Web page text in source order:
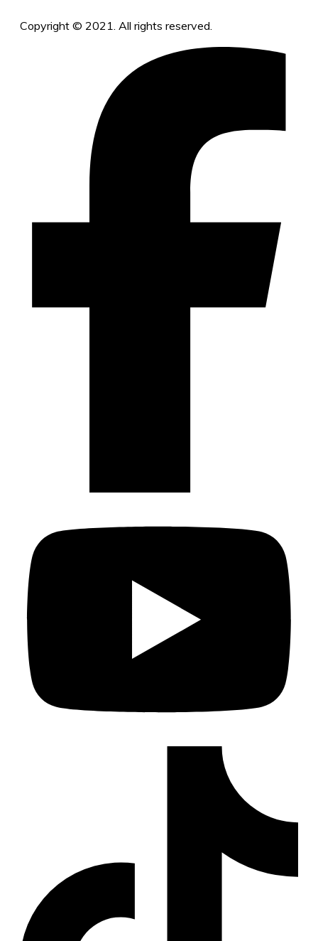
Copyright © 2021. All rights reserved.